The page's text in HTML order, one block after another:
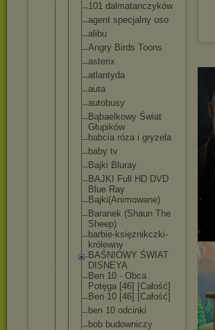
101 dalmatanczyków
agent specjalny oso
alibu
Angry Birds Toons
asterix
atlantyda
auta
autobusy
Bąbaelkowy Świat
Głupików
babcia róza i gryzela
baby tv
Bajki Bluray
BAJKI Full HD DVD
Blue Ray
Bajki(Animowane)
Baranek (Shaun The
Sheep)
barbie-księznikczki-
królewny
BAŚNIOWY ŚWIAT
DISNEYA
Ben 10 - Obca
Potęga [46] [Całość]
Ben 10 [46] [Całość]
ben 10 odcinki
bob budowniczy